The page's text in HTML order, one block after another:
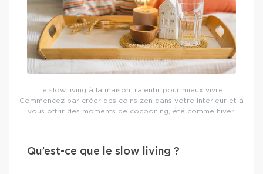
Le slow living à la maison: ralentir pour mieux vivre.
Commencez par créer des coins zen dans votre intérieur et à
vous offrir des moments de cocooning, été comme hiver.
Qu’est-ce que le slow living ?